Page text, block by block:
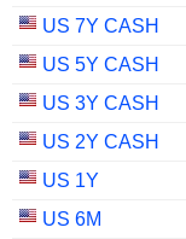
US 7Y CASH
US 5Y CASH
US 3Y CASH
US 2Y CASH
US 1Y
US 6M